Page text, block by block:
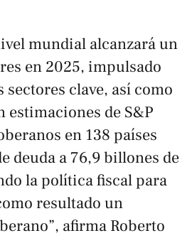
mundial alcanzará un
en 2025, impulsado
clave, así como
estimaciones de S&P
en 138 países
deuda a 76,9 billones de
la política fiscal para
resultado un
afirma Roberto